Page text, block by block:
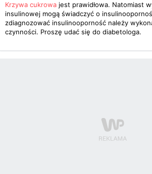
Krzywa cukrowa jest prawidłowa. Natomiast
insulinowej mogą świadczyć o
zdiagnozować insulinooporność należy
czynności. Proszę udać się do diabetologa.